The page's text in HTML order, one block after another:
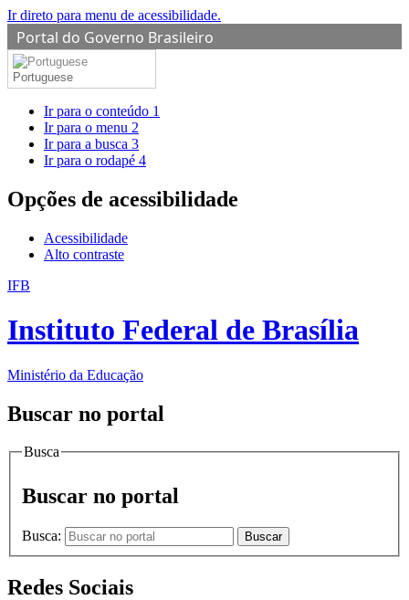
Ir direto para menu de acessibilidade.
Portal do Governo Brasileiro
Portuguese
Ir para o conteúdo 1
Ir para o menu 2
Ir para a busca 3
Ir para o rodapé 4
Opções de acessibilidade
Acessibilidade
Alto contraste
IFB
Instituto Federal de Brasília
Ministério da Educação
Buscar no portal
Busca
Buscar no portal
Busca: Buscar
Redes Sociais